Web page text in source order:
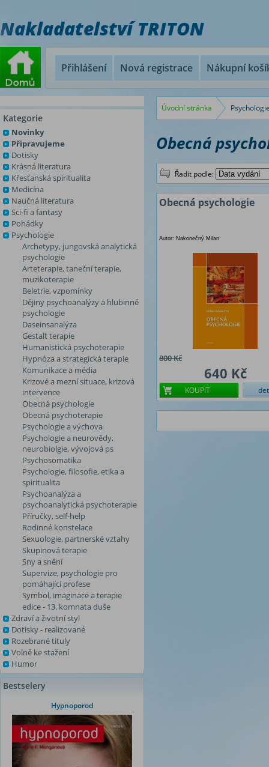
Nakladatelství TRITON
Přihlášení Nová registrace Nákupní
Kategorie
Novinky
Připravujeme
Dotisky
Krásná literatura
Křesťanská spiritualita
Medicína
Naučná literatura
Sci-fi a fantasy
Pohádky
Psychologie
Archetypy, jungovská analytická
psychologie
Arteterapie, taneční terapie,
muzikoterapie
Beletrie, vzpomínky
Dějiny psychoanalýzy a hlubinné
psychologie
Daseinsanalýza
Gestalt terapie
Humanistická psychoterapie
Hypnóza a strategická terapie
Komunikace a média
Krizové a mezní situace, krizová
intervence
Obecná psychologie
Obecná psychoterapie
Psychologie a výchova
Psychologie a neurovědy,
neurobiolgie, vývojová ps
Psychosomatika
Psychologie, filosofie, etika a
spiritualita
Psychoanalýza a
psychoanalytická psychoterapie
Příručky, self-help
Rodinné konstelace
Sexuologie, partnerské vztahy
Skupinová terapie
Sny a snění
Supervize, psychologie pro
pomáhající profese
Symbol, imaginace a terapie
edice - 13. komnata duše
Zdraví a životní styl
Dotisky - realizované
Rozebrané tituly
Volně ke stažení
Humor
Bestselery
Hypnoporod
Úvodní stránka
Obecná
Řadit podle:
Obecná psychologie
Autor: Nakonečný Milan
800 Kč
640 Kč
KOUPIT